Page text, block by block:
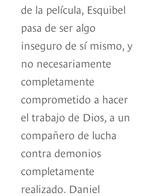
de la película, Esquibel
pasa de ser algo
inseguro de sí mismo, y
no necesariamente
completamente
comprometido a hacer
el trabajo de Dios, a un
compañero de lucha
contra demonios
completamente
realizado. Daniel